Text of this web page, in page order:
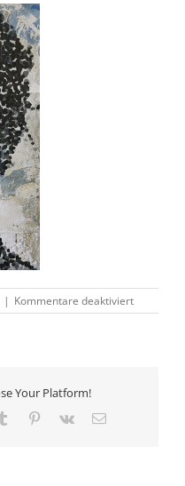
| Kommentare deaktiviertfür
6.poersch
Your Platform!
Tumblr Pinterest
Vk
E-